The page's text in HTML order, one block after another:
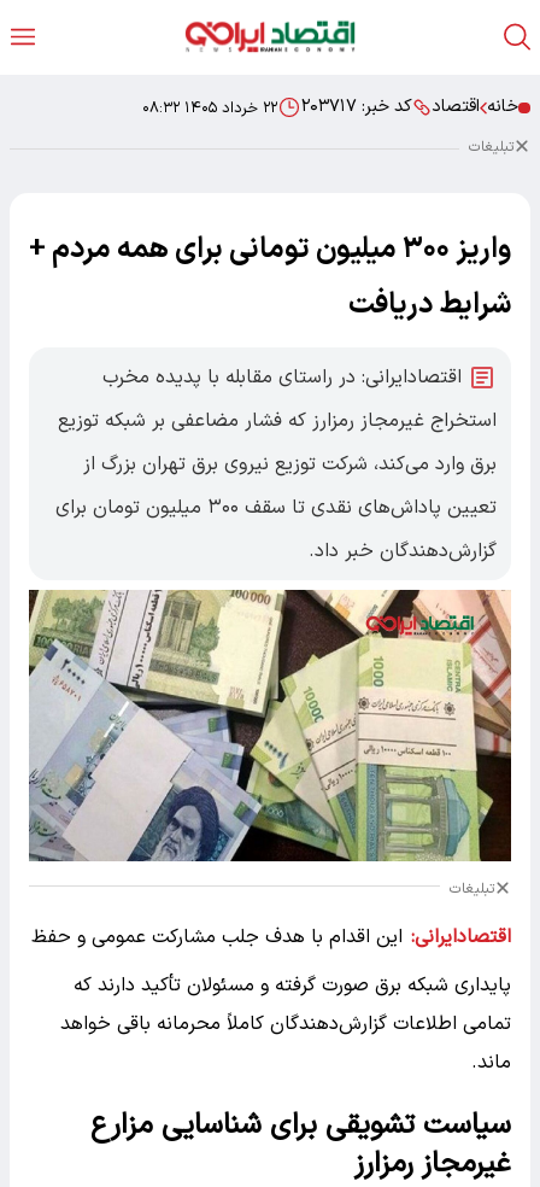
خانه اقتصاد کد خبر: ۲۰۳۷۱۷ ۲۲ خرداد ۱۴۰۵ ۰۸:۳۲
تبلیغات
واریز ۳۰۰ میلیون تومانی برای همه مردم +
شرایط دریافت
اقتصادایرانی: در راستای مقابله با پدیده مخرب
استخراج غیرمجاز رمزارز که فشار مضاعفی بر شبکه توزیع
برق وارد می‌کند، شرکت توزیع نیروی برق تهران بزرگ از
تعیین پاداش‌های نقدی تا سقف ۳۰۰ میلیون تومان برای
گزارش‌دهندگان خبر داد.
تبلیغات
اقتصادایرانی: این اقدام با هدف جلب مشارکت عمومی و حفظ
پایداری شبکه برق صورت گرفته و مسئولان تأکید دارند که
تمامی اطلاعات گزارش‌دهندگان کاملاً محرمانه باقی خواهد
ماند.
سیاست تشویقی برای شناسایی مزارع
غیرمجاز رمزارز